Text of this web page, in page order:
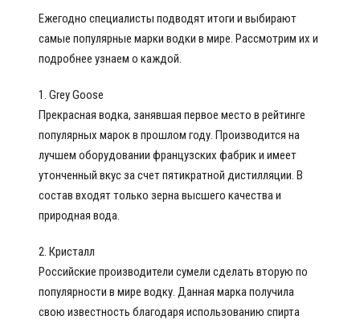
Ежегодно специалисты подводят итоги и выбирают
самые популярные марки водки в мире. Рассмотрим их и
подробнее узнаем о каждой.
1. Grey Goose
Прекрасная водка, занявшая первое место в рейтинге
популярных марок в прошлом году. Производится на
лучшем оборудовании французских фабрик и имеет
утонченный вкус за счет пятикратной дистилляции. В
состав входят только зерна высшего качества и
природная вода.
2. Кристалл
Российские производители сумели сделать вторую по
популярности в мире водку. Данная марка получила
свою известность благодаря использованию спирта